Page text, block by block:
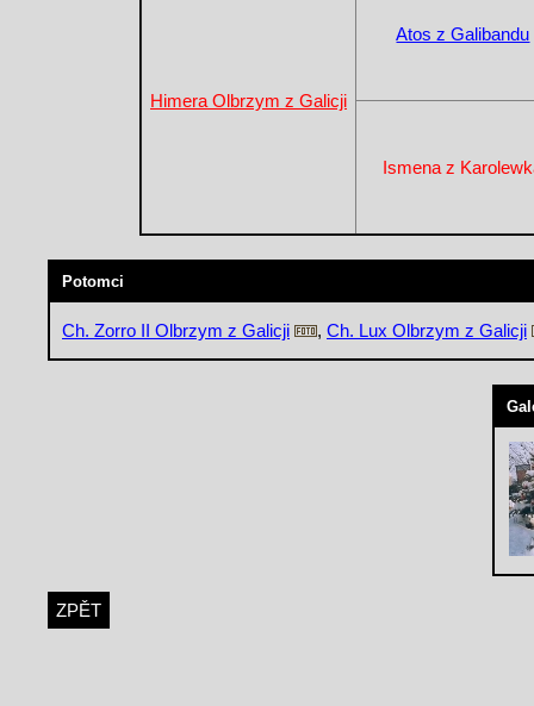
Himera Olbrzym z Galicji
Atos z Galibandu
Ismena z
Potomci
Ch. Zorro II Olbrzym z Galicji , Ch. Lux Olbrzym z Galicji
ZPĚT